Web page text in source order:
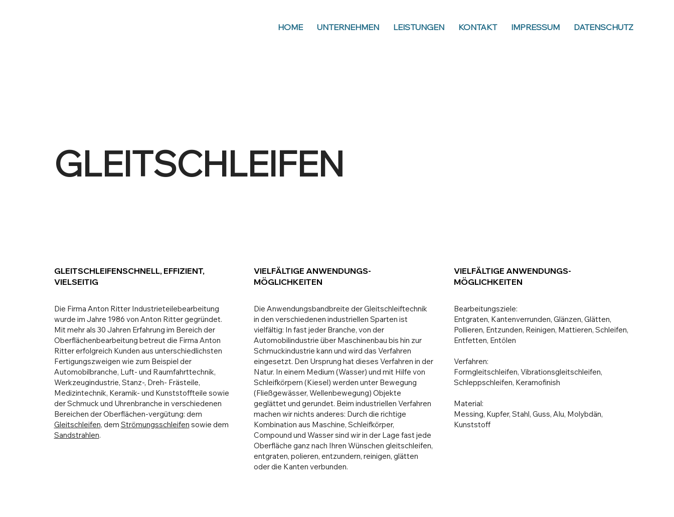
HOME UNTERNEHMEN LEISTUNGEN KONTAKT IMPRESSUM DATENSCHUTZ
GLEITSCHLEIFEN
Die Firma Anton Ritter Industrieteilebearbeitung
wurde im Jahre 1986 von Anton Ritter gegründet.
Mit mehr als 30 Jahren Erfahrung im Bereich der
Oberflächenbearbeitung betreut die Firma Anton
Ritter erfolgreich Kunden aus unterschiedlichsten
Fertigungszweigen wie zum Beispiel der
Automobilbranche, Luft- und Raumfahrttechnik,
Werkzeugindustrie, Stanz-, Dreh- Frästeile,
Medizintechnik, Keramik- und Kunststoffteile sowie
der Schmuck und Uhrenbranche in verschiedenen
Bereichen der Oberflächen-vergütung: dem
Gleitschleifen, dem Strömungsschleifen sowie dem
Sandstrahlen.
GLEITSCHLEIFENSCHNELL, EFFIZIENT,
VIELSEITIG
Die Anwendungsbandbreite der Gleitschleiftechnik
in den verschiedenen industriellen Sparten ist
vielfältig: In fast jeder Branche, von der
Automobilindustrie über Maschinenbau bis hin zur
Schmuckindustrie kann und wird das Verfahren
eingesetzt. Den Ursprung hat dieses Verfahren in der
Natur. In einem Medium (Wasser) und mit Hilfe von
Schleifkörpern (Kiesel) werden unter Bewegung
(Fließgewässer, Wellenbewegung) Objekte
geglättet und gerundet. Beim industriellen Verfahren
machen wir nichts anderes: Durch die richtige
Kombination aus Maschine, Schleifkörper,
Compound und Wasser sind wir in der Lage fast jede
Oberfläche ganz nach Ihren Wünschen gleitschleifen,
entgraten, polieren, entzundern, reinigen, glätten
oder die Kanten verbunden.
VIELFÄLTIGE ANWENDUNGS-
MÖGLICHKEITEN
Bearbeitungsziele:
Entgraten, Kantenverrunden, Glänzen, Glätten,
Pollieren, Entzunden, Reinigen, Mattieren, Schleifen,
Entfetten, Entölen
Verfahren:
Formgleitschleifen, Vibrationsgleitschleifen,
Schleppschleifen, Keramofinish
Material:
Messing, Kupfer, Stahl, Guss, Alu, Molybdän,
Kunststoff
VIELFÄLTIGE ANWENDUNGS-
MÖGLICHKEITEN